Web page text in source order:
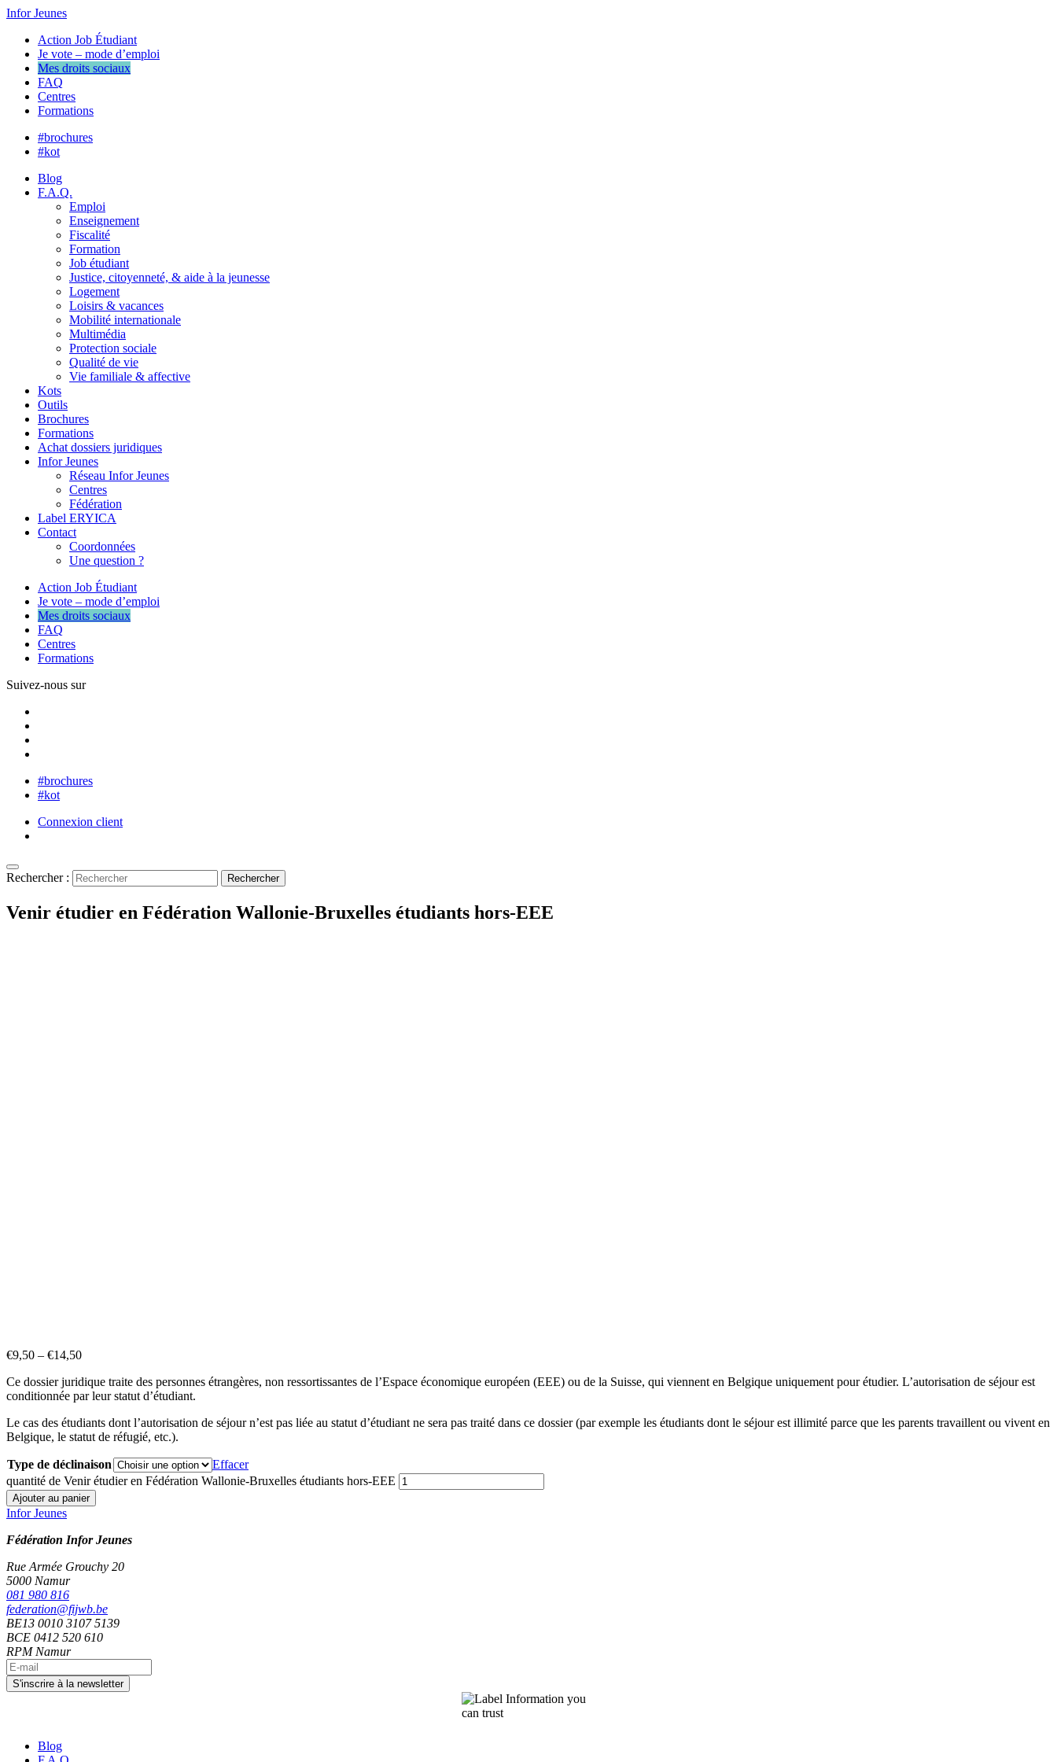
Infor Jeunes
Action Job Étudiant
Je vote – mode d’emploi
Mes droits sociaux
FAQ
Centres
Formations
#brochures
#kot
Blog
F.A.Q.
Emploi
Enseignement
Fiscalité
Formation
Job étudiant
Justice, citoyenneté, & aide à la jeunesse
Logement
Loisirs & vacances
Mobilité internationale
Multimédia
Protection sociale
Qualité de vie
Vie familiale & affective
Kots
Outils
Brochures
Formations
Achat dossiers juridiques
Infor Jeunes
Réseau Infor Jeunes
Centres
Fédération
Label ERYICA
Contact
Coordonnées
Une question ?
Action Job Étudiant
Je vote – mode d’emploi
Mes droits sociaux
FAQ
Centres
Formations
Suivez-nous sur
#brochures
#kot
Connexion client
Rechercher :
Venir étudier en Fédération Wallonie-Bruxelles étudiants hors-EEE
€9,50 – €14,50
Ce dossier juridique traite des personnes étrangères, non ressortissantes de l’Espace économique européen (EEE) ou de la Suisse, qui viennent en Belgique uniquement pour étudier. L’autorisation de séjour est
conditionnée par leur statut d’étudiant.
Le cas des étudiants dont l’autorisation de séjour n’est pas liée au statut d’étudiant ne sera pas traité dans ce dossier (par exemple les étudiants dont le séjour est illimité parce que les parents travaillent ou vivent en
Belgique, le statut de réfugié, etc.).
Type de déclinaison
Effacer
quantité de Venir étudier en Fédération Wallonie-Bruxelles étudiants hors-EEE
Ajouter au panier
Infor Jeunes
Fédération Infor Jeunes
Rue Armée Grouchy 20
5000 Namur
081 980 816
federation@fijwb.be
BE13 0010 3107 5139
BCE 0412 520 610
RPM Namur
Blog